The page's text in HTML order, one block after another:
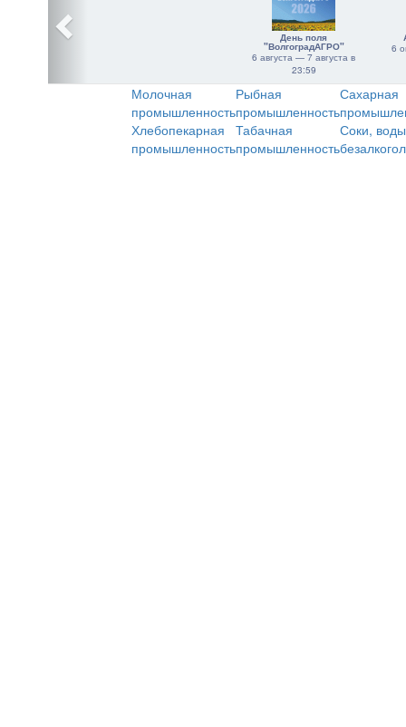
День поля
"ВолгоградАГРО"
6 августа — 7 августа в
23:59
6
Молочная
промышленность
Рыбная
промышленность
Сахарная
Хлебопекарная
промышленность
Табачная
промышленность
Соки,